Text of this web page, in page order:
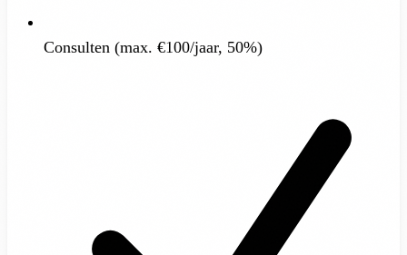
Consulten (max. €100/jaar, 50%)